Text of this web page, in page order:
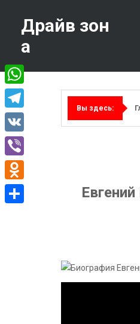
содержимому
Драйв зон
а
Вы здесь:
WhatsApp
Telegram
VK
Viber
Odnoklassniki